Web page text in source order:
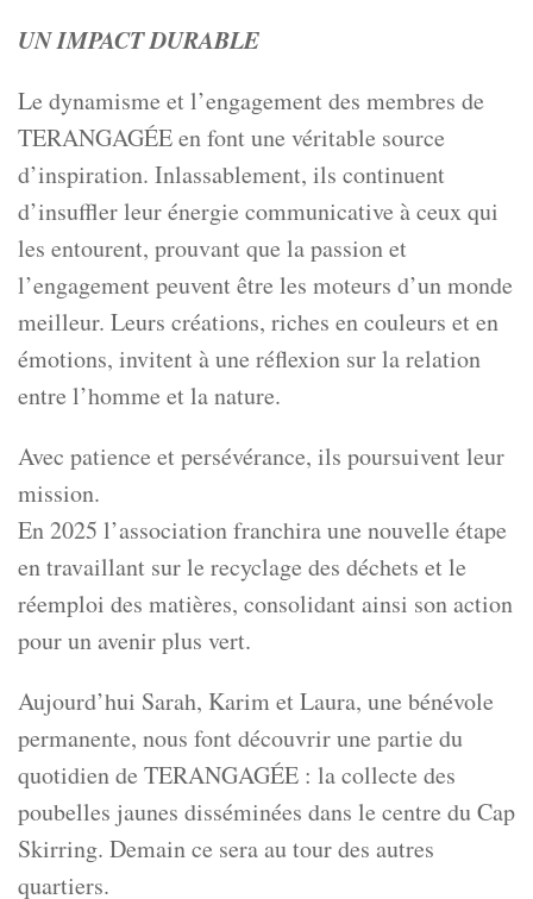
UN IMPACT DURABLE
Le dynamisme et l’engagement des membres de
TERANGAGÉE en font une véritable source
d’inspiration. Inlassablement, ils continuent
d’insuffler leur énergie communicative à ceux qui
les entourent, prouvant que la passion et
l’engagement peuvent être les moteurs d’un monde
meilleur. Leurs créations, riches en couleurs et en
émotions, invitent à une réflexion sur la relation
entre l’homme et la nature.
Avec patience et persévérance, ils poursuivent leur
mission.
En 2025 l’association franchira une nouvelle étape
en travaillant sur le recyclage des déchets et le
réemploi des matières, consolidant ainsi son action
pour un avenir plus vert.
Aujourd’hui Sarah, Karim et Laura, une bénévole
permanente, nous font découvrir une partie du
quotidien de TERANGAGÉE : la collecte des
poubelles jaunes disséminées dans le centre du Cap
Skirring. Demain ce sera au tour des autres
quartiers.